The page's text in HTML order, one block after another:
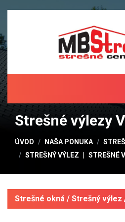
Strešné výlezy
ÚVOD NAŠA PONUKA
STREŠNÝ VÝLEZ
STREŠNÉ
Strešné okná / Strešný